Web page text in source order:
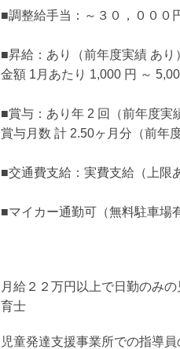
■調整給手当：～３０，０００
■昇給：あり（前年度実績 あり
金額 1月あたり 1,000 円 ～
■賞与：あり年 2 回（前年度実
賞与月数 計 2.50ヶ月分（前年
■交通費支給：実費支給（上限
■マイカー通勤可（無料駐車場
月給２２万円以上で日勤のみ
育士
児童発達支援事業所での指導